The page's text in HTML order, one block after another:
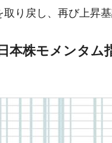
り戻し、再び上昇
本株モメンタム